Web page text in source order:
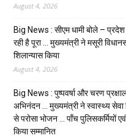
August 4, 2026
Big News : सीएम धामी बोले –
रही है पूरा … मुख्यमंत्री ने मसूरी
शिलान्यास किया
August 4, 2026
Big News : पुष्पवर्षा और चरण
अभिनंदन … मुख्यमंत्री ने स्वास्थ्य सेवा
से परोसा भोजन … पाँच पुलिसकर्मियों
किया सम्मानित